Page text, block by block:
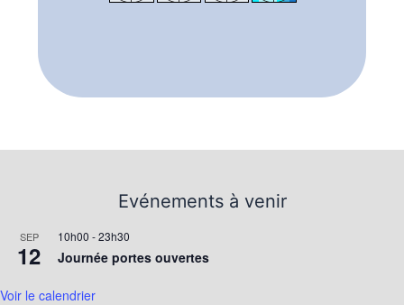
Evénements à venir
SEP
12
10h00 -23h30
Journée portes ouvertes
Voir le calendrier